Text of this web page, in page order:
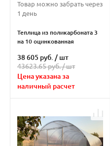
Товар можно забрать через
1 день
Теплица из поликарбоната 3
на 10 оцинкованная
38 605 руб. / шт
43623.65 руб. /шт
Цена указана за
наличный расчет